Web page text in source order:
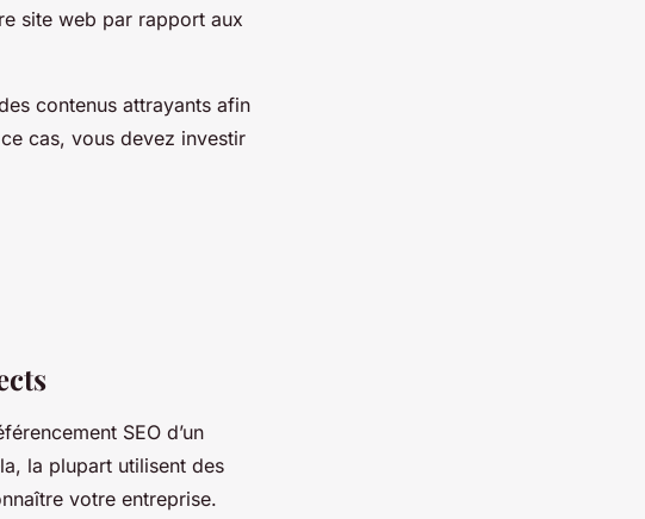
site web par rapport aux
contenus attrayants afin
cas, vous devez investir
SEO d’un
la plupart utilisent des
votre entreprise.